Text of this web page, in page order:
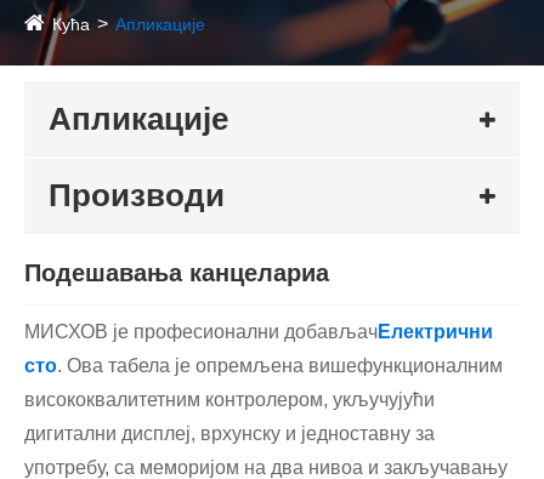
Кућа Апликације
Апликације
Производи
Подешавања канцелариа
МИСХОВ је професионални добављачЕлектрични
сто. Ова табела је опремљена вишефункционалним
висококвалитетним контролером, укључујући
дигитални дисплеј, врхунску и једноставну за
употребу, са меморијом на два нивоа и закључавању